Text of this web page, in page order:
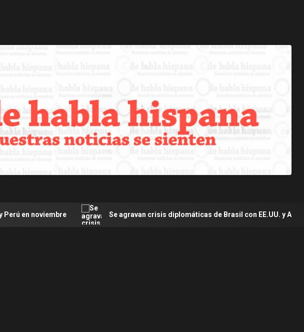
Se agravan crisis diplomáticas de Brasil con EE.UU. y Argentina